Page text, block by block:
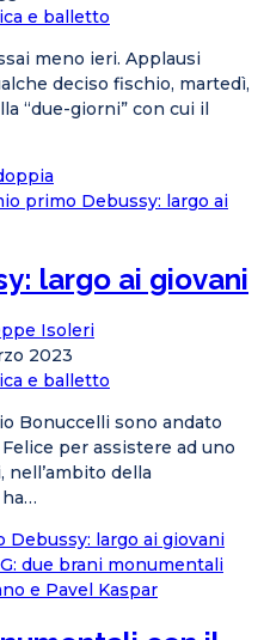
e balletto
meno ieri. Applausi
deciso fischio, martedì,
“due-giorni” con cui il
largo ai giovani
Isoleri
2023
e balletto
Bonuccelli sono andato
per assistere ad uno
della
Debussy: largo ai giovani